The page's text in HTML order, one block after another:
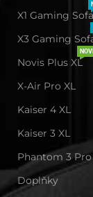
X1 Gaming Sofa
X3 Gaming
Novis Plus XL
X-Air Pro XL
Kaiser 4 XL
Kaiser 3 XL
Phantom 3 Pro
Doplňky